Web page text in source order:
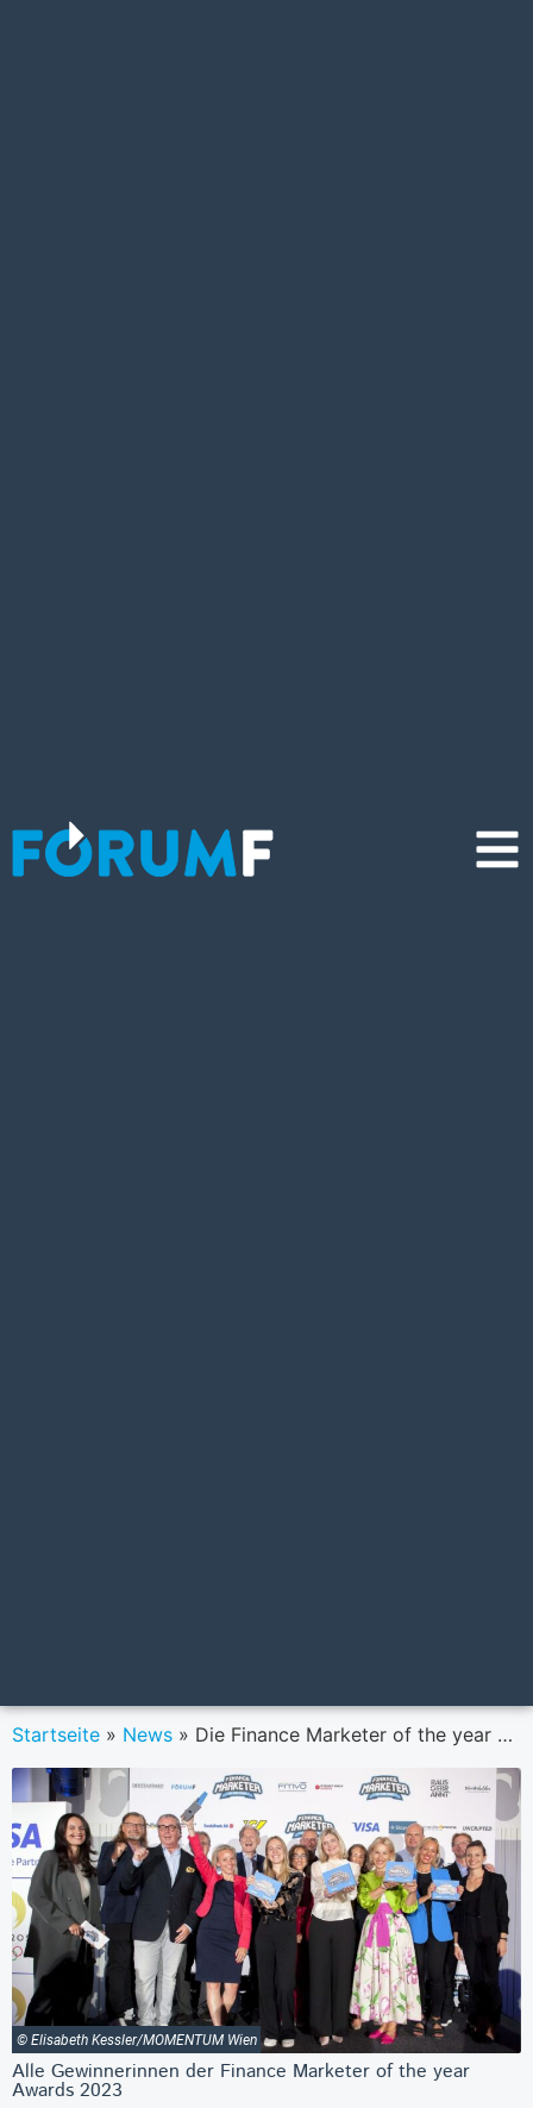
Startseite » News » Die Finance Marketer of the year 2023 sind Barbara Bleier-Serentschy (Volksbank Wien), Sabine Pfeffer (UNIQA), Martina Maurer (BAWAG), Katharina Herzog (money:care) und Nina Schellnegger (Merkur Versicherung)
© Elisabeth Kessler/MOMENTUM Wien
Alle Gewinnerinnen der Finance Marketer of the year
Awards 2023